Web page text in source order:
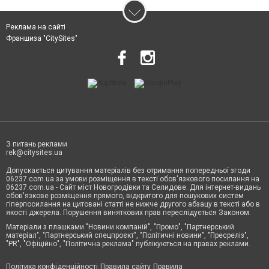
Реклама на сайті
Франшиза "CitySites"
З питань реклами
rek@citysites.ua
Допускається цитування матеріалів без отримання попередньої згоди
06237.com.ua за умови розміщення в тексті обов'язкового посилання на
06237.com.ua - Сайт міст Новогродівки та Селидове. Для інтернет-видань
обов'язкове розміщення прямого, відкритого для пошукових систем
гіперпосилання на цитовані статті не нижче другого абзацу в тексті або в
якості джерела. Порушення виняткових прав переслідується Законом.
Матеріали з плашками "Новини компаній", "Промо", "Партнерський
матеріал", "Партнерський спецпроєкт", "Політичні новини", "Пресреліз",
"PR", "Офіційно", "Політична реклама" публікуються на правах реклами.
Політика конфіденційності Правила сайту Правила